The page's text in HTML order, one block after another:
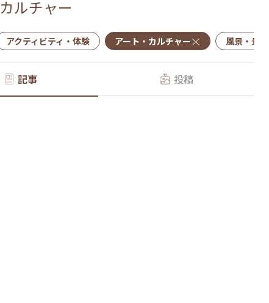
ルチャー
アクティビティ・体験 アート・カルチャー 風景・景色
記事 投稿